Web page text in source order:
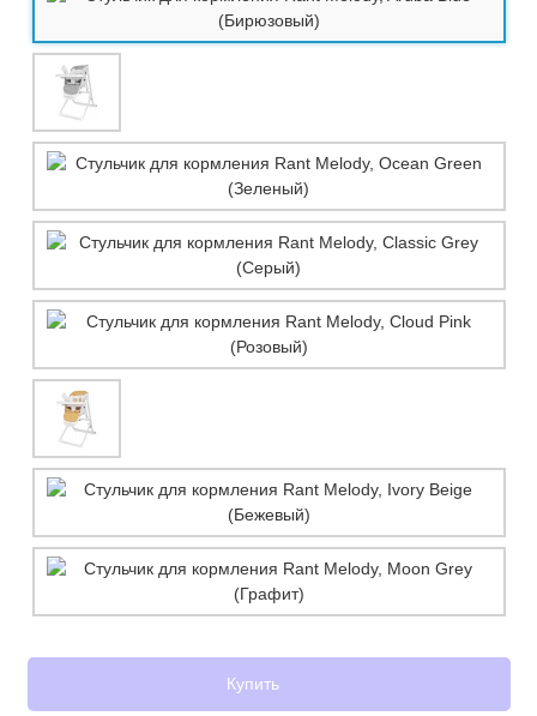
Купить